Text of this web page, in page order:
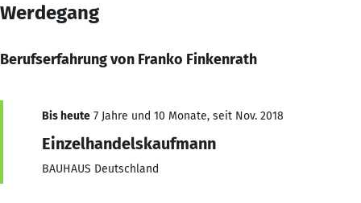
Werdegang
Berufserfahrung von Franko Finkenrath
Bis heute 7 Jahre und 10 Monate, seit Nov. 2018
Einzelhandelskaufmann
BAUHAUS Deutschland